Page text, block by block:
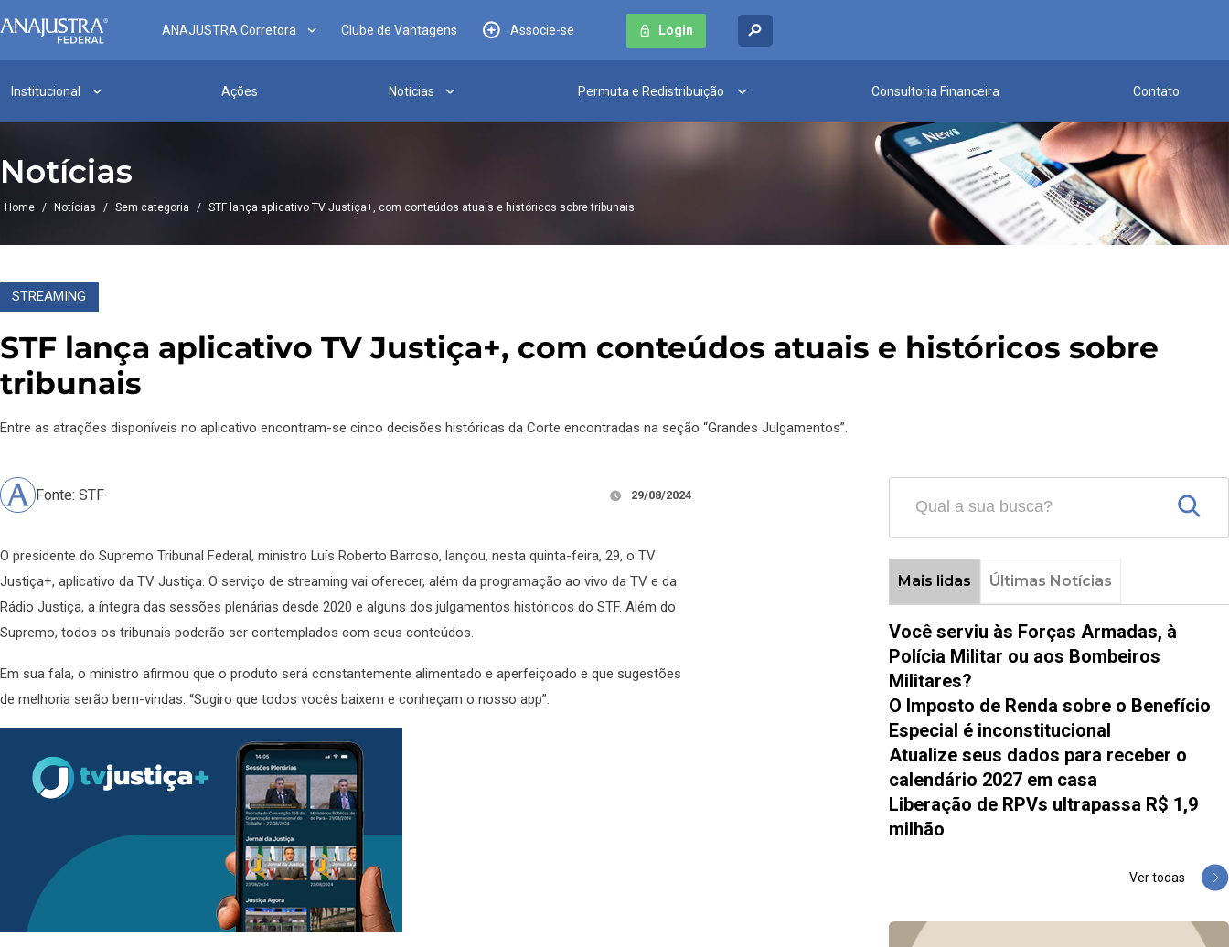
ANAJUSTRA Corretora Clube de Vantagens Associe-se Login
Institucional Ações Notícias Permuta e Redistribuição Consultoria Financeira Contato
Notícias
Home / Notícias / Sem categoria / STF lança aplicativo TV Justiça+, com conteúdos atuais e históricos sobre tribunais
STREAMING
STF lança aplicativo TV Justiça+, com conteúdos atuais e históricos sobre
tribunais
Entre as atrações disponíveis no aplicativo encontram-se cinco decisões históricas da Corte encontradas na seção “Grandes Julgamentos”.
Fonte: STF 29/08/2024
O presidente do Supremo Tribunal Federal, ministro Luís Roberto Barroso, lançou, nesta quinta-feira, 29, o TV
Justiça+, aplicativo da TV Justiça. O serviço de streaming vai oferecer, além da programação ao vivo da TV e da
Rádio Justiça, a íntegra das sessões plenárias desde 2020 e alguns dos julgamentos históricos do STF. Além do
Supremo, todos os tribunais poderão ser contemplados com seus conteúdos.
Em sua fala, o ministro afirmou que o produto será constantemente alimentado e aperfeiçoado e que sugestões
de melhoria serão bem-vindas. “Sugiro que todos vocês baixem e conheçam o nosso app”.
Mais lidas Últimas Notícias
Você serviu às Forças Armadas, à
Polícia Militar ou aos Bombeiros
Militares?
O Imposto de Renda sobre o Benefício
Especial é inconstitucional
Atualize seus dados para receber o
calendário 2027 em casa
Liberação de RPVs ultrapassa R$ 1,9
milhão
Ver todas